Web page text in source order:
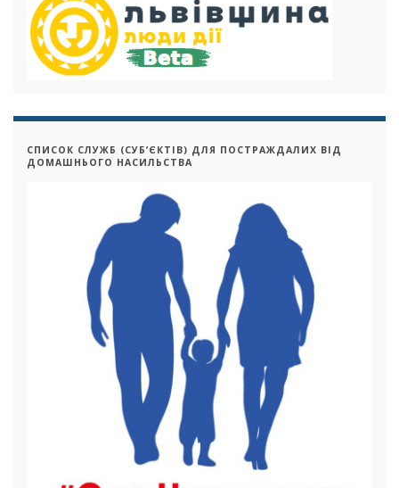
СПИСОК СЛУЖБ (СУБ’ЄКТІВ) ДЛЯ ПОСТРАЖДАЛИХ ВІД
ДОМАШНЬОГО НАСИЛЬСТВА